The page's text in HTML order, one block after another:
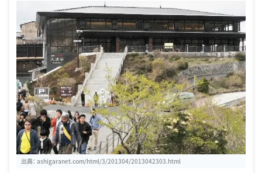
出典： ashigaranet.com/html/3/201304/2013042303.html